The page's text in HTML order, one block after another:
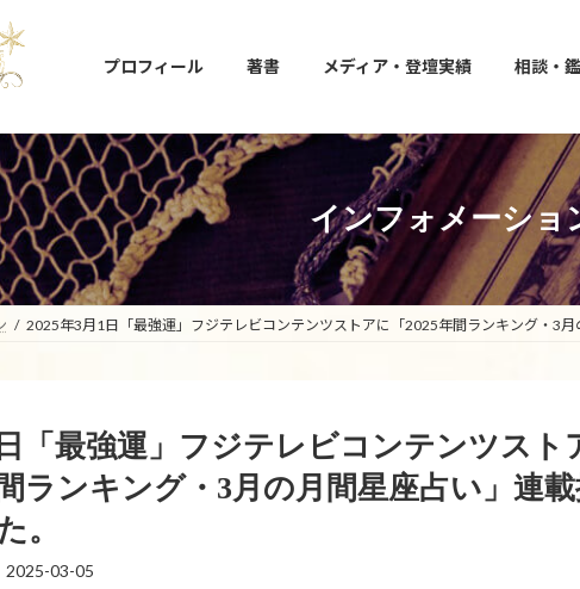
プロフィール 著書 メディア・登壇実績 相談・
インフォメーショ
2025年3月1日「最強運」フジテレビコンテンツストアに「2025年間ランキング・3月
「最強運」フジテレビコンテンツスト
ランキング・3月の月間星座占い」連
。
最
2025-03-05